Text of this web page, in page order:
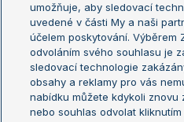
Sázkařský žebříček
US
Aktualní trendy
umožňuje, aby sledovací
uvedené v části My a naši
účelem poskytování. Výběrem
odvoláním svého souhlasu je
sledovací technologie
obsahy a reklamy pro vás
nabídku můžete kdykoli znovu
nebo souhlas odvolat